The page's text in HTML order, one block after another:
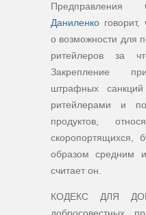
Даниленко
о возможности для
ритейлеров за
Закрепление
штрафных
ритейлерами и
продуктов,
скоропортящихся,
образом средним
считает он.
КОДЕКС ДЛЯ